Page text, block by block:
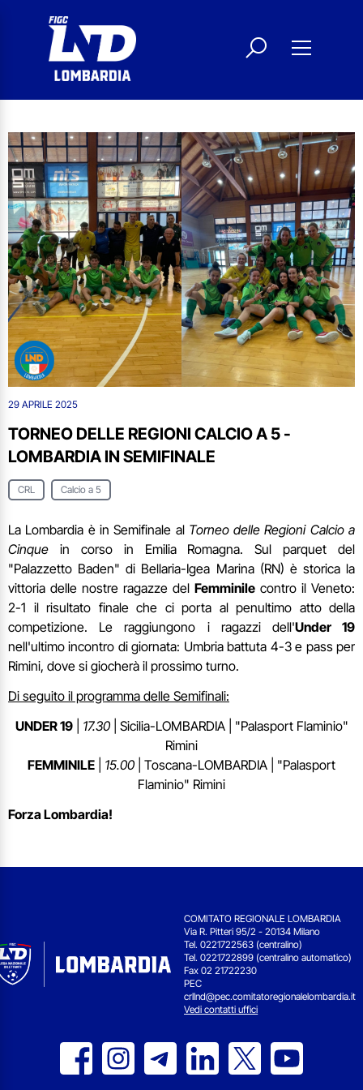
29 APRILE 2025
TORNEO DELLE REGIONI CALCIO A 5 -
LOMBARDIA IN SEMIFINALE
CRL Calcio a 5
La Lombardia è in Semifinale al Torneo delle Regioni Calcio a
Cinque in corso in Emilia Romagna. Sul parquet del
"Palazzetto Baden" di Bellaria-Igea Marina (RN) è storica la
vittoria delle nostre ragazze del Femminile contro il Veneto:
2-1 il risultato finale che ci porta al penultimo atto della
competizione. Le raggiungono i ragazzi dell'Under 19
nell'ultimo incontro di giornata: Umbria battuta 4-3 e pass per
Rimini, dove si giocherà il prossimo turno.
Di seguito il programma delle Semifinali:
UNDER 19| 17.30| Sicilia-LOMBARDIA | "Palasport Flaminio"
Rimini
FEMMINILE
15.00 | Toscana-LOMBARDIA | "Palasport
Flaminio" Rimini
Forza Lombardia!
COMITATO REGIONALE LOMBARDIA
Via R. Pitteri 95/2 - 20134 Milano
Tel. 0221722563 (centralino)
Tel. 0221722899 (centralino automatico)
Fax 02 21722230
PEC
crllnd@pec.comitatoregionalelombardia.it
Vedi contatti uffici